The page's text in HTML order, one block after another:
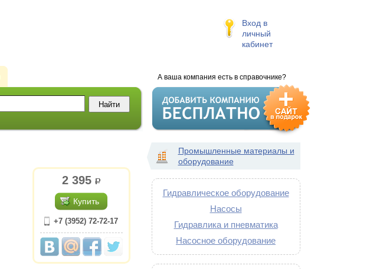
Вход в
личный
кабинет
А ваша компания есть в справочнике?
2 395 р.
Купить
+7 (3952) 72-72-17
Промышленные материалы и
оборудование
Гидравлическое оборудование
Насосы
Гидравлика и пневматика
Насосное оборудование